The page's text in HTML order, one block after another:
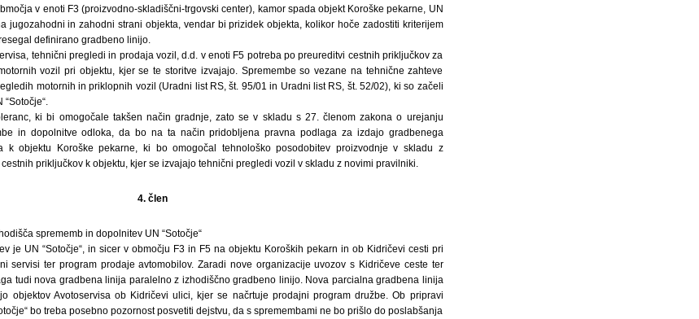
v enoti F3 (proizvodno-skladiščni-trgovski center), kamor spada objekt Koroške pekarne, UN
jugozahodni in zahodni strani objekta, vendar bi prizidek objekta, kolikor hoče zadostiti kriterijem
definirano gradbeno linijo.
tehnični pregledi in prodaja vozil, d.d. v enoti F5 potreba po preureditvi cestnih priključkov za
vozil pri objektu, kjer se te storitve izvajajo. Spremembe so vezane na tehnične zahteve
motornih in priklopnih vozil (Uradni list RS, št. 95/01 in Uradni list RS, št. 52/02), ki so začeli
ki bi omogočale takšen način gradnje, zato se v skladu s 27. členom zakona o urejanju
in dopolnitve odloka, da bo na ta način pridobljena pravna podlaga za izdajo gradbenega
k objektu Koroške pekarne, ki bo omogočal tehnološko posodobitev proizvodnje v skladu z
priključkov k objektu, kjer se izvajajo tehnični pregledi vozil v skladu z novimi pravilniki.
4. člen
sprememb in dopolnitev UN “Sotočje“
je UN “Sotočje“, in sicer v območju F3 in F5 na objektu Koroških pekarn in ob Kidričevi cesti pri
servisi ter program prodaje avtomobilov. Zaradi nove organizacije uvozov s Kidričeve ceste ter
tudi nova gradbena linija paralelno z izhodiščno gradbeno linijo. Nova parcialna gradbena linija
objektov Avotoservisa ob Kidričevi ulici, kjer se načrtuje prodajni program družbe. Ob pripravi
bo treba posebno pozornost posvetiti dejstvu, da s spremembami ne bo prišlo do poslabšanja